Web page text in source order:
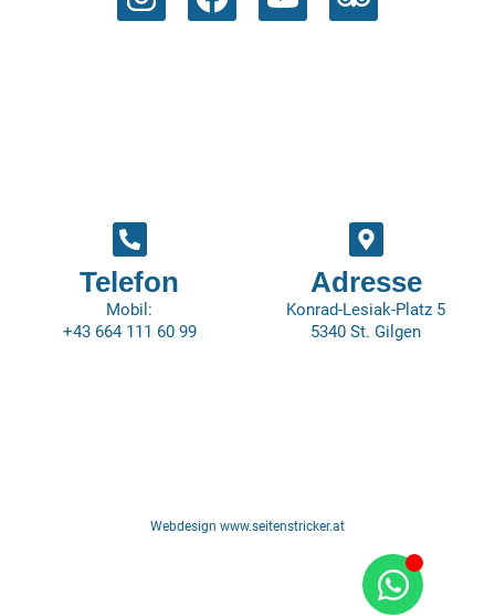
Telefon
Mobil:
+43 664 111 60 99
Adresse
Konrad-Lesiak-Platz 5
5340 St. Gilgen
Webdesign www.seitenstricker.at